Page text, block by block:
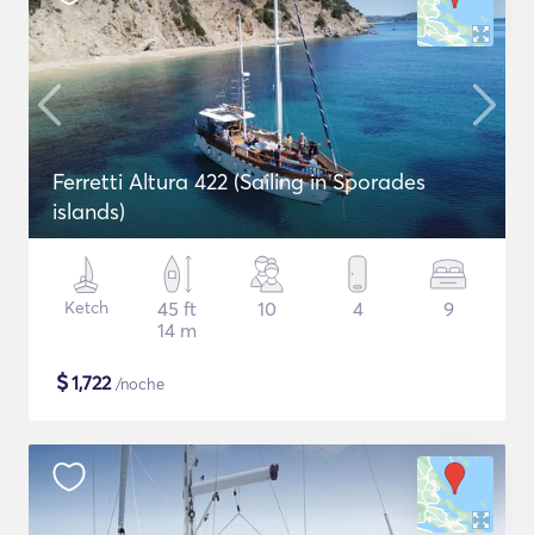
Ferretti Altura 422 (Sailing in Sporades
islands)
Ketch
45 ft
14 m
10 4 9
$1,722/noche